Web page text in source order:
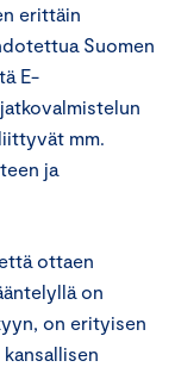
erittäin
Suomen
E-
mm.
ja
ottaen
on
on erityisen